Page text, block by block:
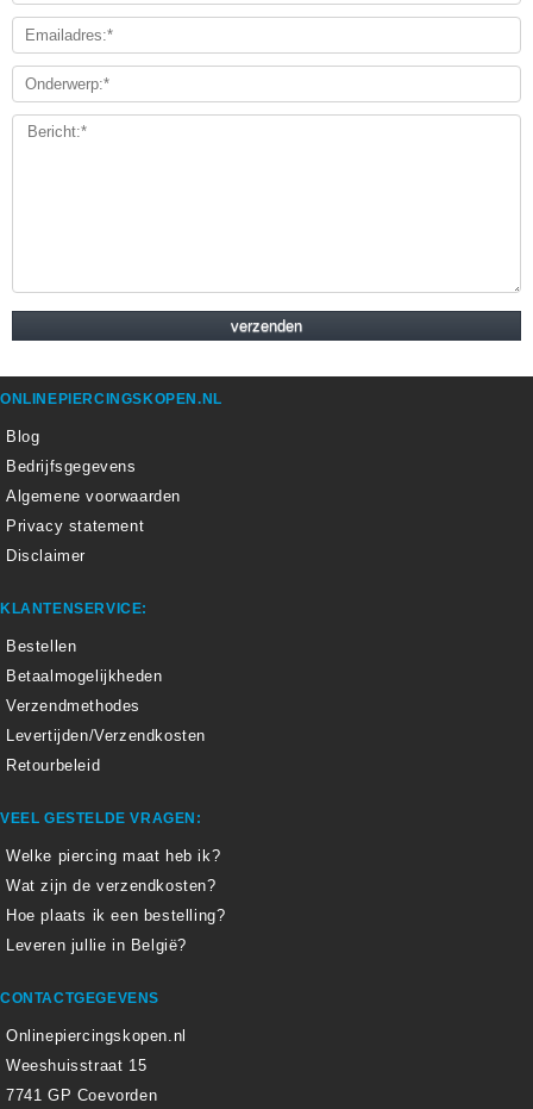
ONLINEPIERCINGSKOPEN.NL
Blog
Bedrijfsgegevens
Algemene voorwaarden
Privacy statement
Disclaimer
KLANTENSERVICE:
Bestellen
Betaalmogelijkheden
Verzendmethodes
Levertijden/Verzendkosten
Retourbeleid
VEEL GESTELDE VRAGEN:
Welke piercing maat heb ik?
Wat zijn de verzendkosten?
Hoe plaats ik een bestelling?
Leveren jullie in België?
CONTACTGEGEVENS
Onlinepiercingskopen.nl
Weeshuisstraat 15
7741 GP Coevorden